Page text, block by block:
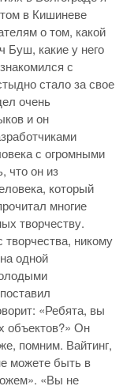
в Кишиневе
о том, какой
Буш, какие у него
с
стало за свое
очень
и он
с огромными
что он из
который
многие
творчеству.
никому
одной
«Ребята, вы
объектов?» Он
помним. Вайтинг,
можете быть в
«Вы не